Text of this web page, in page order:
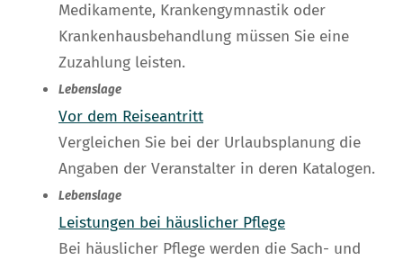
Medikamente, Krankengymnastik oder
Krankenhausbehandlung müssen Sie eine
Zuzahlung leisten.
Lebenslage
Vor dem Reiseantritt
Vergleichen Sie bei der Urlaubsplanung die
Angaben der Veranstalter in deren Katalogen.
Lebenslage
Leistungen bei häuslicher Pflege
Bei häuslicher Pflege werden die Sach- und